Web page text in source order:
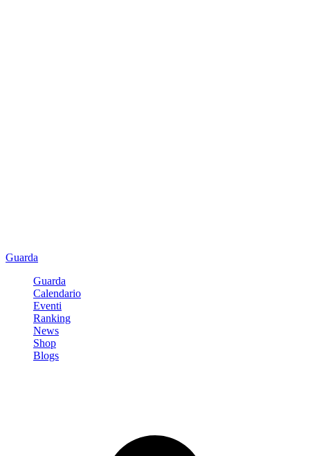
Guarda
Guarda
Calendario
Eventi
Ranking
News
Shop
Blogs